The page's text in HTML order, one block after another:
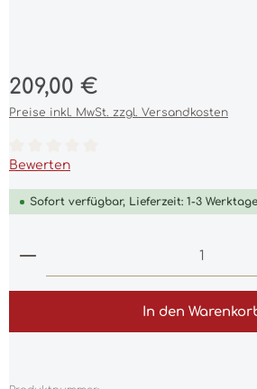
Regulärer Preis:
209,00 €
Preise inkl. MwSt. zzgl. Versandkosten
Durchschnittliche Bewertung von 0
Bewerten
Sofort verfügbar, Lieferzeit: 1-3 Werktage
Produkt Anzahl: Gib den
In den